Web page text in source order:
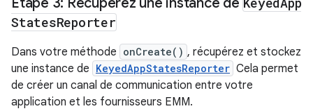
StatesReporter
Dans votre méthode onCreate() , récupérez et stockez
une instance de KeyedAppStatesReporter Cela permet
de créer un canal de communication entre votre
application et les fournisseurs EMM.